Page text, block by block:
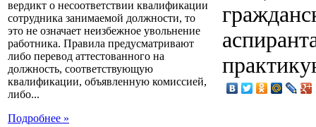
вердикт о несоответствии квалификации
сотрудника занимаемой должности, то
это не означает неизбежное увольнение
работника. Правила предусматривают
либо перевод аттестованного на
должность, соответствующую
квалификации, объявленную комиссией,
либо...
Подробнее »